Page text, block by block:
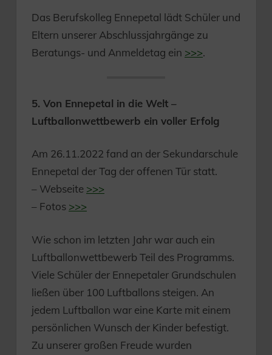
Das Berufskolleg Ennepetal lädt Schüler und
Eltern unserer Abschlussjahrgänge zu
Beratungs- und Anmeldetag ein >>>.
5. Von Ennepetal in die Welt –
Luftballonwettbewerb ein voller Erfolg
Am 26.11.2022 fand an der Sekundarschule
Ennepetal der Tag der offenen Tür statt.
– Webseite >>>
– Fotos >>>
Wie schon im letzten Jahr war auch ein
Luftballonwettbewerb Teil des Programms.
Viele Schüler der Ennepetaler Grundschulen
ließen über 100 Luftballons steigen. An
jedem Luftballon war eine Karte mit einem
persönlichen Wunsch der Kinder befestigt.
Zu unserer großen Freude wurden